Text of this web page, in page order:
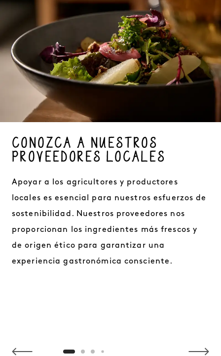
CONOZCA A NUESTROS
PROVEEDORES LOCALES
Apoyar a los agricultores y productores
locales es esencial para nuestros esfuerzos de
sostenibilidad. Nuestros proveedores nos
proporcionan los ingredientes más frescos y
de origen ético para garantizar una
experiencia gastronómica consciente.